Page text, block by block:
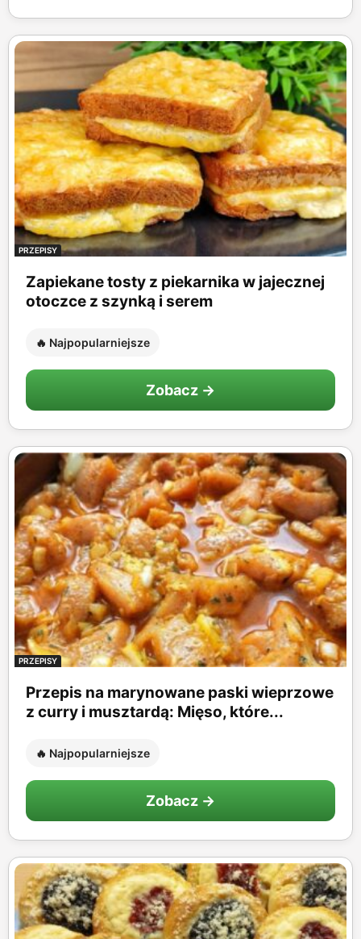
PRZEPISY
Zapiekane tosty z piekarnika w jajecznej
otoczce z szynką i serem
🔥 Najpopularniejsze
Zobacz →
PRZEPISY
Przepis na marynowane paski wieprzowe
z curry i musztardą: Mięso, które...
🔥 Najpopularniejsze
Zobacz →